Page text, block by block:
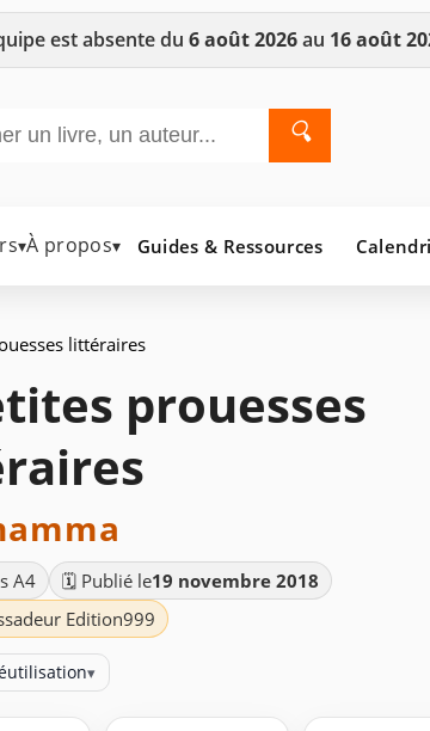
est absente du 6 août 2026au 16 août
🔍
▾À propos▾ Guides & Ressources
littéraires
prouesses
A4 🗓️ Publié le19 novembre 2018
Edition999
▾